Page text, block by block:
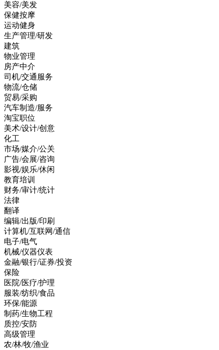
美容/美发
保健按摩
运动健身
生产管理/研发
建筑
物业管理
房产中介
司机/交通服务
物流/仓储
贸易/采购
汽车制造/服务
淘宝职位
美术/设计/创意
化工
市场/媒介/公关
广告/会展/咨询
影视/娱乐/休闲
教育培训
财务/审计/统计
法律
翻译
编辑/出版/印刷
计算机/互联网/通信
电子/电气
机械/仪器仪表
金融/银行/证券/投资
保险
医院/医疗/护理
服装/纺织/食品
环保/能源
制药/生物工程
质控/安防
高级管理
农/林/牧/渔业